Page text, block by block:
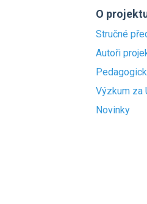
O
Stručné
Autoři
Výzkum za
Novinky